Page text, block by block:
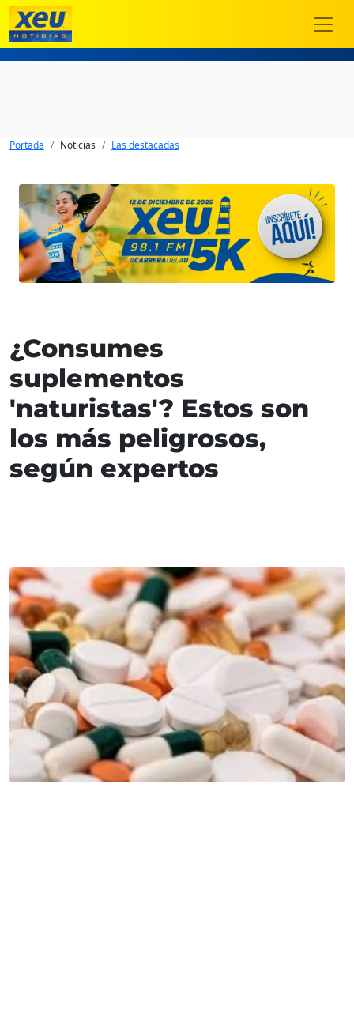
Portada Noticias Las destacadas
¿Consumes
suplementos
'naturistas'? Estos son
los más peligrosos,
según expertos